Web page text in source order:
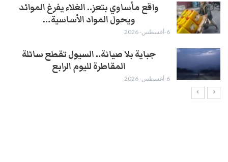
واقع مأساوي بتعز.. الغلاء يفرغ الموائد
ويحول المواد الأساسية…
6-أغسطس- 2026
جباية بلا صيانة.. السيول تقطع سائلة
المقاطرة لليوم الرابع
6-أغسطس- 2026